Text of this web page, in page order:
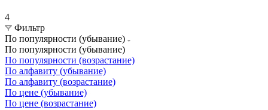
4
Фильтр
По популярности (убывание)
По популярности (убывание)
По популярности (возрастание)
По алфавиту (убывание)
По алфавиту (возрастание)
По цене (убывание)
По цене (возрастание)